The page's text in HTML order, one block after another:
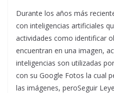
Durante los años más
con inteligencias artificiales
actividades como identificar
encuentran en una imagen,
inteligencias son utilizadas
con su Google Fotos la cual
las imágenes, peroSeguir